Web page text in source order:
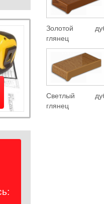
Золотой
глянец
Светлый
глянец